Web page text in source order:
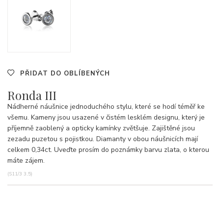
PŘIDAT DO OBLÍBENÝCH
Ronda III
Nádherné náušnice jednoduchého stylu, které se hodí téměř ke
všemu. Kameny jsou usazené v čistém lesklém designu, který je
příjemně zaoblený a opticky kamínky zvětšuje. Zajištěné jsou
zezadu puzetou s pojistkou. Diamanty v obou náušnicích mají
celkem 0,34ct. Uveďte prosím do poznámky barvu zlata, o kterou
máte zájem.
(S11/3 3,5)